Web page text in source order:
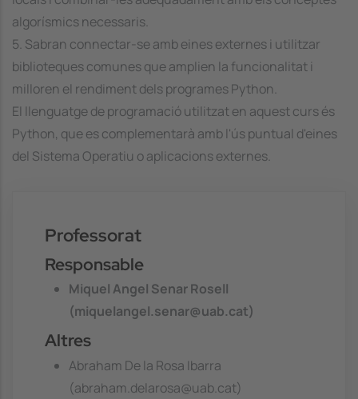
algorísmics necessaris.
5. Sabran connectar-se amb eines externes i utilitzar
biblioteques comunes que amplien la funcionalitat i
milloren el rendiment dels programes Python.
El llenguatge de programació utilitzat en aquest curs és
Python, que es complementarà amb l'ús puntual d'eines
del Sistema Operatiu o aplicacions externes.
Professorat
Responsable
Miquel Angel Senar Rosell
(miquelangel.senar@uab.cat)
Altres
Abraham De la Rosa Ibarra
(abraham.delarosa@uab.cat)